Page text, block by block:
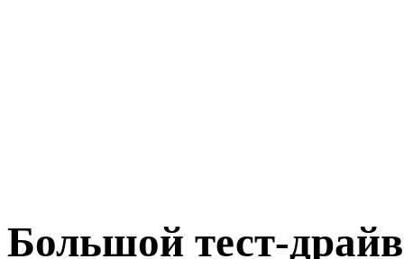
Большой тест-